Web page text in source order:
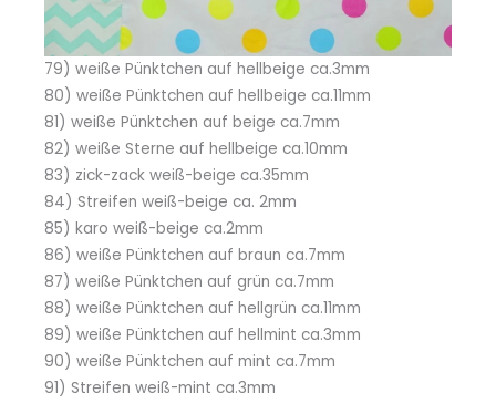
79) weiße Pünktchen auf hellbeige ca.3mm
80) weiße Pünktchen auf hellbeige ca.11mm
81) weiße Pünktchen auf beige ca.7mm
82) weiße Sterne auf hellbeige ca.10mm
83) zick-zack weiß-beige ca.35mm
84) Streifen weiß-beige ca. 2mm
85) karo weiß-beige ca.2mm
86) weiße Pünktchen auf braun ca.7mm
87) weiße Pünktchen auf grün ca.7mm
88) weiße Pünktchen auf hellgrün ca.11mm
89) weiße Pünktchen auf hellmint ca.3mm
90) weiße Pünktchen auf mint ca.7mm
91) Streifen weiß-mint ca.3mm